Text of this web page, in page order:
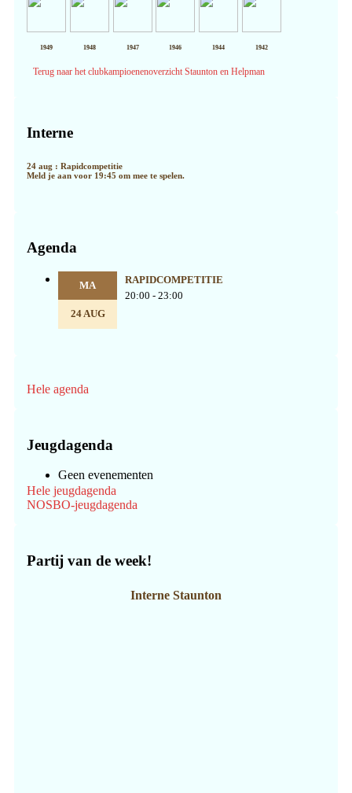
1949 1948 1947 1946 1944 1942
Terug naar het clubkampioenenoverzicht Staunton en Helpman
Sidebar
Interne
24 aug : Rapidcompetitie
Meld je aan voor 19:45 om mee te spelen.
Agenda
MA
24 AUG
RAPIDCOMPETITIE
20:00 - 23:00
Hele agenda
Jeugdagenda
Geen evenementen
Hele jeugdagenda
NOSBO-jeugdagenda
Partij van de week!
Interne Staunton